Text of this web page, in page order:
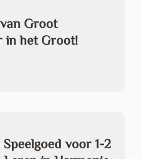
Groot
in het Groot!
voor 1-2